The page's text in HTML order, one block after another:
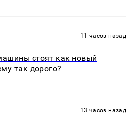
11 часов назад
стоят как новый
так дорого?
13 часов назад